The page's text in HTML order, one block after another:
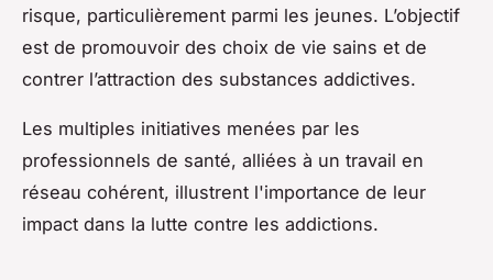
risque, particulièrement parmi les jeunes. L’objectif
est de promouvoir des choix de vie sains et de
contrer l’attraction des substances addictives.
Les multiples initiatives menées par les
professionnels de santé, alliées à un travail en
réseau cohérent, illustrent l'importance de leur
impact dans la lutte contre les addictions.